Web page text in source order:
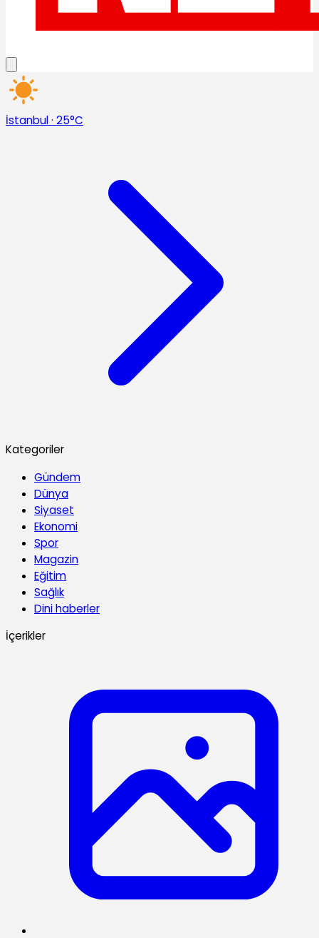
İstanbul· 25°C
Kategoriler
Gündem
Dünya
Siyaset
Ekonomi
Spor
Magazin
Eğitim
Sağlık
Dini haberler
İçerikler